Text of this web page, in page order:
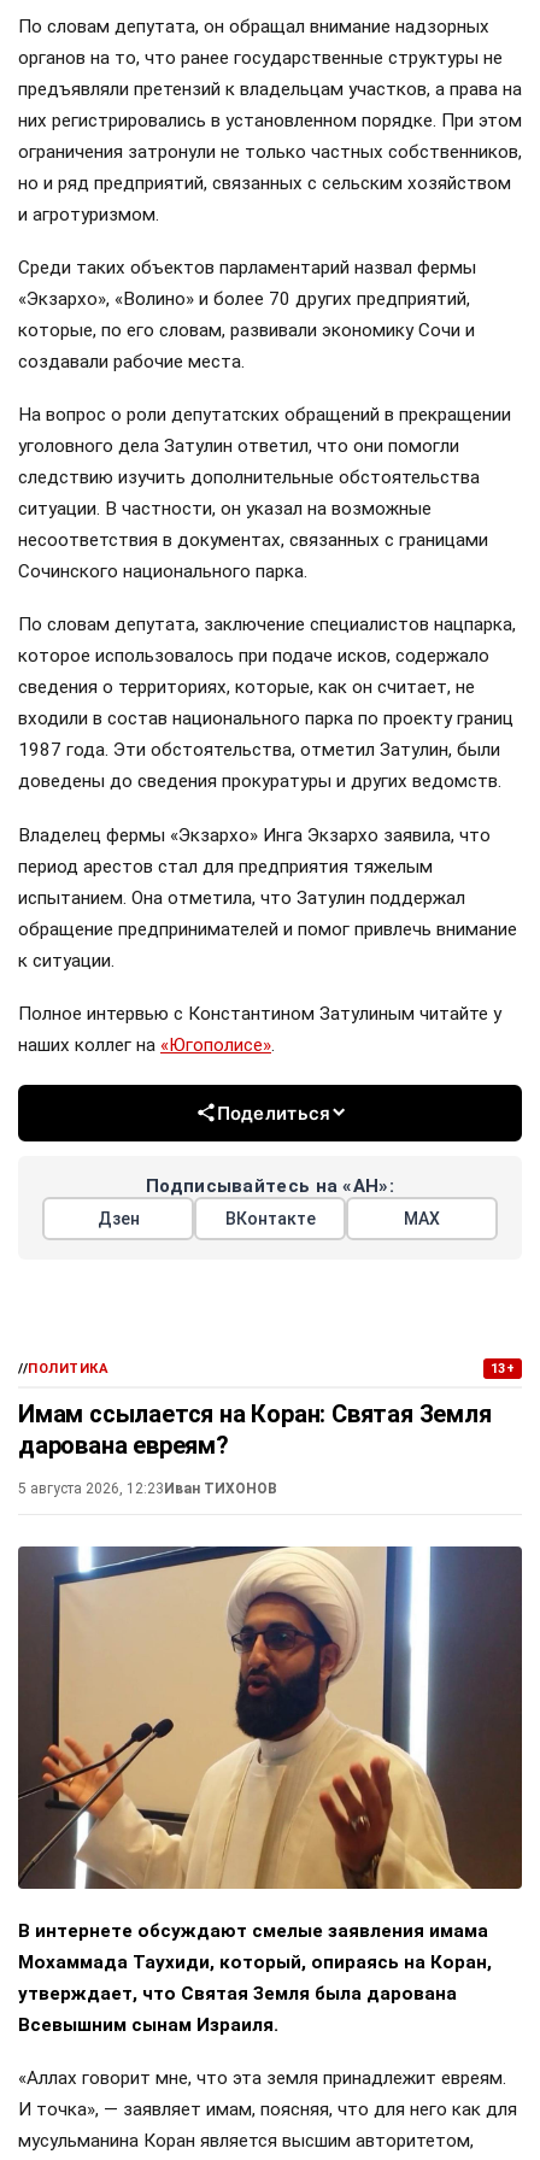
По словам депутата, он обращал внимание надзорных
органов на то, что ранее государственные структуры не
предъявляли претензий к владельцам участков, а права на
них регистрировались в установленном порядке. При этом
ограничения затронули не только частных собственников,
но и ряд предприятий, связанных с сельским хозяйством
и агротуризмом.
Среди таких объектов парламентарий назвал фермы
«Экзархо», «Волино» и более 70 других предприятий,
которые, по его словам, развивали экономику Сочи и
создавали рабочие места.
На вопрос о роли депутатских обращений в прекращении
уголовного дела Затулин ответил, что они помогли
следствию изучить дополнительные обстоятельства
ситуации. В частности, он указал на возможные
несоответствия в документах, связанных с границами
Сочинского национального парка.
По словам депутата, заключение специалистов нацпарка,
которое использовалось при подаче исков, содержало
сведения о территориях, которые, как он считает, не
входили в состав национального парка по проекту границ
1987 года. Эти обстоятельства, отметил Затулин, были
доведены до сведения прокуратуры и других ведомств.
Владелец фермы «Экзархо» Инга Экзархо заявила, что
период арестов стал для предприятия тяжелым
испытанием. Она отметила, что Затулин поддержал
обращение предпринимателей и помог привлечь внимание
к ситуации.
Полное интервью с Константином Затулиным читайте у
наших коллег на «Югополисе».
Поделиться
Подписывайтесь на «АН»:
Дзен ВКонтакте МАХ
//ПОЛИТИКА 13+
Имам ссылается на Коран: Святая Земля
дарована евреям?
5 августа 2026, 12:23Иван ТИХОНОВ
В интернете обсуждают смелые заявления имама
Мохаммада Таухиди, который, опираясь на Коран,
утверждает, что Святая Земля была дарована
Всевышним сынам Израиля.
«Аллах говорит мне, что эта земля принадлежит евреям.
И точка», — заявляет имам, поясняя, что для него как для
мусульманина Коран является высшим авторитетом,